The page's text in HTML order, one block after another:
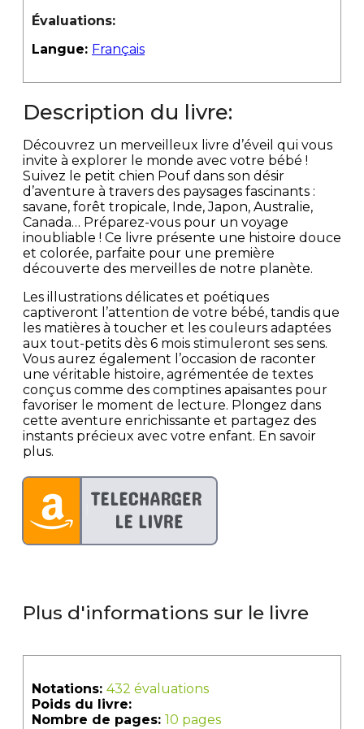
Évaluations:
Langue: Français
Description du livre:
Découvrez un merveilleux livre d’éveil qui vous
invite à explorer le monde avec votre bébé !
Suivez le petit chien Pouf dans son désir
d’aventure à travers des paysages fascinants :
savane, forêt tropicale, Inde, Japon, Australie,
Canada… Préparez-vous pour un voyage
inoubliable ! Ce livre présente une histoire douce
et colorée, parfaite pour une première
découverte des merveilles de notre planète.
Les illustrations délicates et poétiques
captiveront l’attention de votre bébé, tandis que
les matières à toucher et les couleurs adaptées
aux tout-petits dès 6 mois stimuleront ses sens.
Vous aurez également l’occasion de raconter
une véritable histoire, agrémentée de textes
conçus comme des comptines apaisantes pour
favoriser le moment de lecture. Plongez dans
cette aventure enrichissante et partagez des
instants précieux avec votre enfant. En savoir
plus.
Plus d'informations sur le livre
Notations: 432 évaluations
Poids du livre:
Nombre de pages: 10 pages